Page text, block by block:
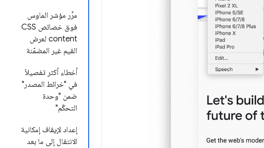
مرِّر مؤشر الماوس
فوق خصائص CSS
content لعرض
القيم غير المضمّنة
أخطاء أكثر تفصيلاً
في "خرائط المصدر"
ضمن "وحدة
التحكّم"
إعداد لإيقاف إمكانية
الانتقال إلى ما بعد